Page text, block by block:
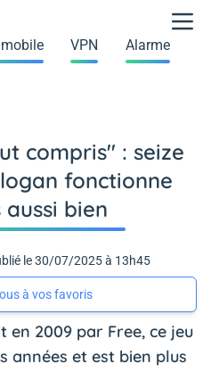
VPN Alarme
compris" : seize
fonctionne
bien
le 30/07/2025 à 13h45
à vos favoris
2009 par Free, ce jeu
années et est bien plus